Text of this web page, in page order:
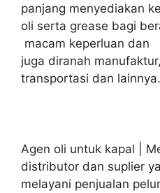
panjang menyediakan
oli serta grease bagi
macam keperluan dan
juga diranah
transportasi dan lainnya.
Agen oli untuk kapal |
distributor dan suplier
melayani penjualan